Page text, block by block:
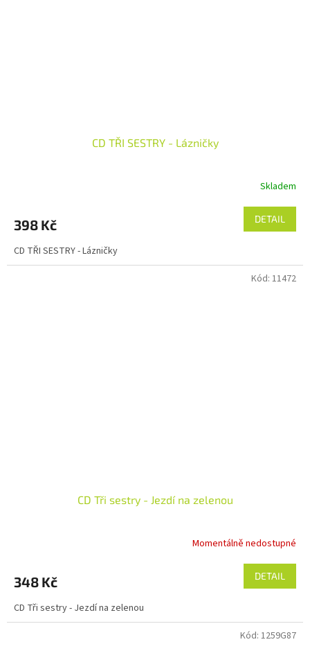
CD TŘI SESTRY - Lázničky
Skladem
398 Kč DETAIL
CD TŘI SESTRY - Lázničky
CD Tři sestry - Jezdí na zelenou
Momentálně nedostupné
348 Kč DETAIL
CD Tři sestry - Jezdí na zelenou
Kód: 11472
Kód: 1259G87